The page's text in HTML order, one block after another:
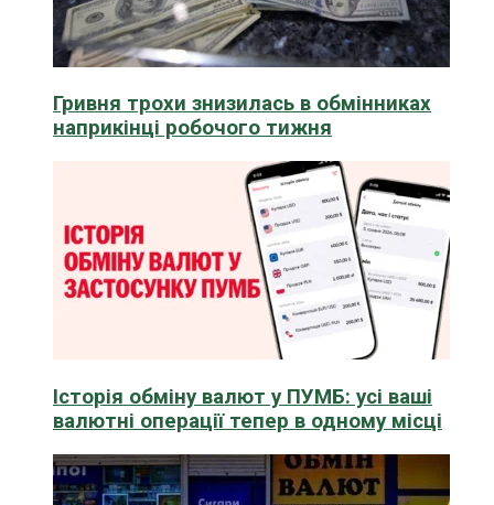
Гривня трохи знизилась в обмінниках
наприкінці робочого тижня
Історія обміну валют у ПУМБ: усі ваші
валютні операції тепер в одному місці